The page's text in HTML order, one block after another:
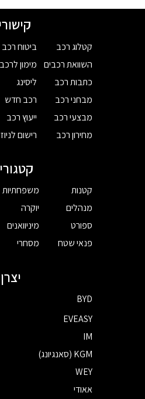
קטלוג רכב
השוואת רכבים
כתבות רכב
מבחני רכב
מבצעי רכב
מחירון רכב
ביטוח רכב
מימון לרכב
ליסינג
רכב חדש
ייעוץ רכב
רישום
קטנות
מנהלים
ספורט
פנאי שטח
משפחתיות
יוקרה
מיניוואנים
מסחרי
יצרן
BYD
EVEASY
IM
KGM (סאנגיונג)
WEY
אאודי